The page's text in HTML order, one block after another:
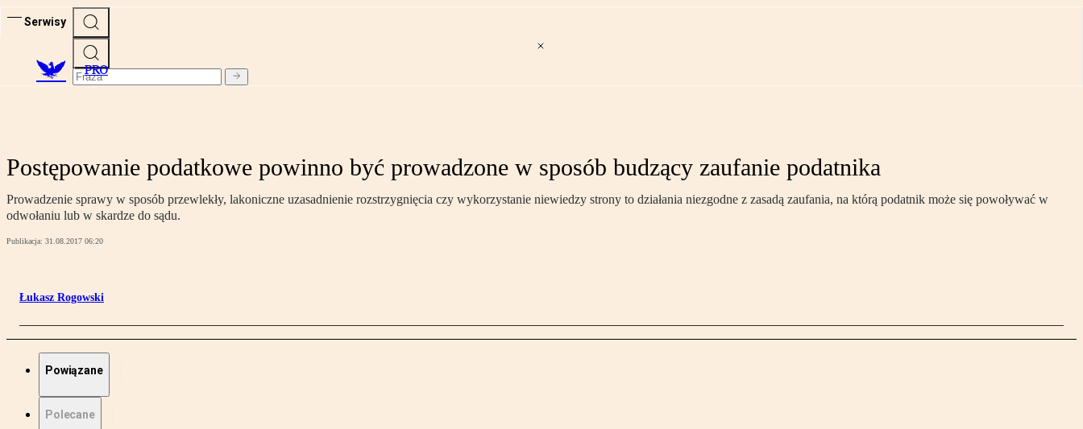
Serwisy
PRO
Postępowanie podatkowe powinno być prowadzone w sposób budzący zaufanie podatnika
Prowadzenie sprawy w sposób przewlekły, lakoniczne uzasadnienie rozstrzygnięcia czy wykorzystanie niewiedzy strony to działania niezgodne z zasadą zaufania, na którą podatnik może się powoływać w
odwołaniu lub w skardze do sądu.
Publikacja: 31.08.2017 06:20
Łukasz Rogowski
Powiązane
Polecane